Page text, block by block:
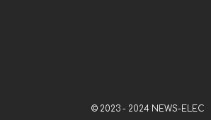
© 2023 - 2024 NEWS-ELEC